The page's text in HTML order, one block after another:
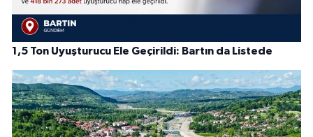
1,5 Ton Uyuşturucu Ele Geçirildi: Bartın da Listede